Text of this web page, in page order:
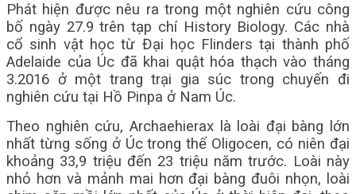
Phát hiện được nêu ra trong một nghiên cứu công
bố ngày 27.9 trên tạp chí History Biology. Các nhà
cổ sinh vật học từ Đại học Flinders tại thành phố
Adelaide của Úc đã khai quật hóa thạch vào tháng
3.2016 ở một trang trại gia súc trong chuyến đi
nghiên cứu tại Hồ Pinpa ở Nam Úc.
Theo nghiên cứu, Archaehierax là loài đại bàng lớn
nhất từng sống ở Úc trong thế Oligocen, có niên đại
khoảng 33,9 triệu đến 23 triệu năm trước. Loài này
nhỏ hơn và mảnh mai hơn đại bàng đuôi nhọn, loài